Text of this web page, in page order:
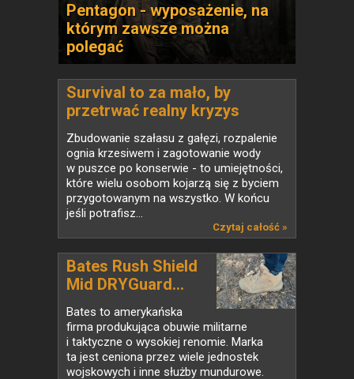
Pentagon - wyposażenie, na
którym zawsze można
polegać
Survival to za mało, by
przetrwać realny kryzys
Zbudowanie szałasu z gałęzi, rozpalenie
ognia krzesiwem i zagotowanie wody
w puszce po konserwie - to umiejętności,
które wielu osobom kojarzą się z byciem
przygotowanym na wszystko. W końcu
jeśli potrafisz...
Czytaj całość »
Bates Rush Shield
Mid DRYGuard...
Bates to amerykańska
firma produkująca obuwie militarne
i taktyczne o wysokiej renomie. Marka
ta jest ceniona przez wiele jednostek
wojskowych i inne służby mundurowe.